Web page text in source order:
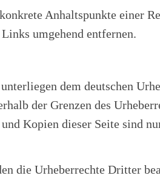
Anhaltspunkte einer
umgehend entfernen.
dem deutschen
der Grenzen des
Kopien dieser Seite sind
die Urheberrechte Dritter